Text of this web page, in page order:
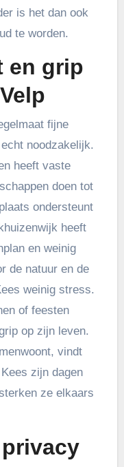
is het dan ook
te worden.
en grip
fijne
noodzakelijk.
heeft vaste
doen tot
ondersteunt
heeft
en weinig
de natuur en de
weinig stress.
of feesten
op zijn leven.
vindt
zijn dagen
ze elkaars